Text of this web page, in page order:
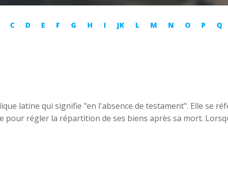
C D E F G H I JK L M N O P Q
latine qui signifie "en l'absence de testament". Elle se
pour régler la répartition de ses biens après sa mort.